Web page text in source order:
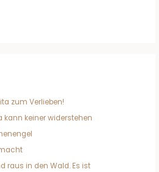
zum Verlieben!
kann keiner widerstehen
raus in den Wald. Es ist